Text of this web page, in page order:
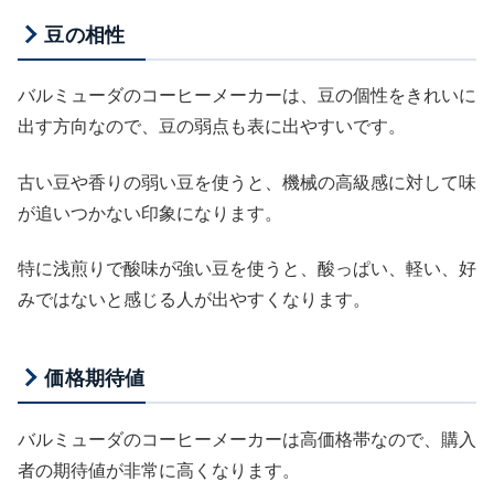
豆の相性
バルミューダのコーヒーメーカーは、豆の個性をきれいに
出す方向なので、豆の弱点も表に出やすいです。
古い豆や香りの弱い豆を使うと、機械の高級感に対して味
が追いつかない印象になります。
特に浅煎りで酸味が強い豆を使うと、酸っぱい、軽い、好
みではないと感じる人が出やすくなります。
価格期待値
バルミューダのコーヒーメーカーは高価格帯なので、購入
者の期待値が非常に高くなります。